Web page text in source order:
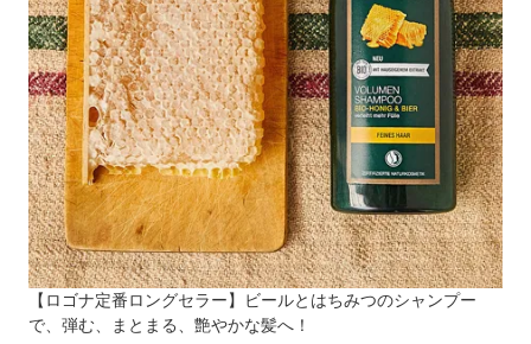
【ロゴナ定番ロングセラー】ビールとはちみつのシャンプー
で、弾む、まとまる、艶やかな髪へ！